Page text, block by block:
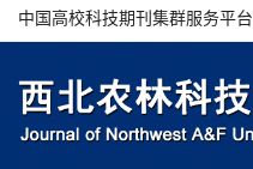
中国高校科技期刊集群服务平台